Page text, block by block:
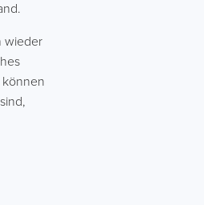
wieder
können